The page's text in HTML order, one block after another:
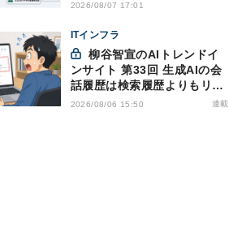
2026/08/07 17:01
ITインフラ
柳谷智宣のAIトレンドイ
ンサイト 第33回 生成AIの会
話履歴は検索履歴よりもリス
キー？今のうちに情報漏洩対
2026/08/06 15:50 連載